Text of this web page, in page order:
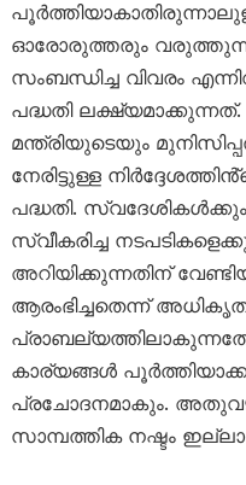
ഓരോരുത്തരും
സംബന്ധിച്ച വിവരം
പദ്ധതി
മന്ത്രിയുടെയും
നേരിട്ടുള്ള
പദ്ധതി.
സ്വീകരിച്ച
അറിയിക്കുന്നതിന്
ആരംഭിച്ചതെന്ന്
കാര്യങ്ങൾ
പ്രചോദനമാകും.
സാമ്പത്തിക നഷ്ടം